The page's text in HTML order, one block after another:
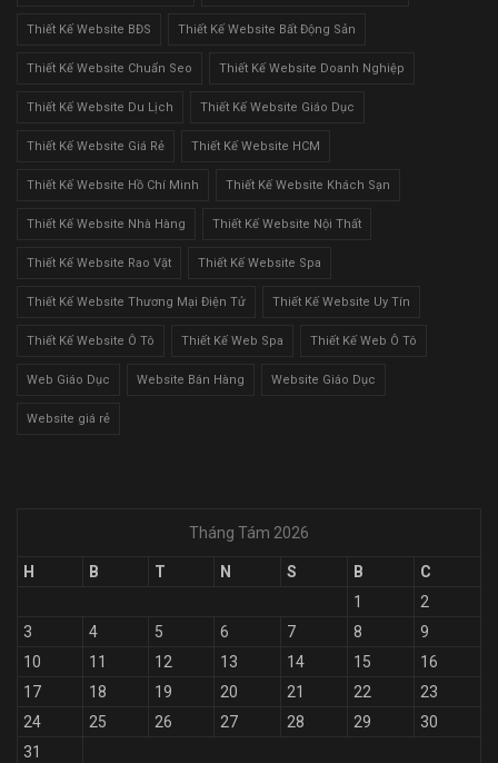
Thiết Kế Website BĐS Thiết Kế Website Bất Động Sản
Thiết Kế Website Chuẩn Seo Thiết Kế Website Doanh Nghiệp
Thiết Kế Website Du Lịch Thiết Kế Website Giáo Dục
Thiết Kế Website Giá Rẻ Thiết Kế Website HCM
Thiết Kế Website Hồ Chí Minh Thiết Kế Website Khách Sạn
Thiết Kế Website Nhà Hàng Thiết Kế Website Nội Thất
Thiết Kế Website Rao Vặt Thiết Kế Website Spa
Thiết Kế Website Thương Mại Điện Tử Thiết Kế Website Uy Tín
Thiết Kế Website Ô Tô Thiết Kế Web Spa Thiết Kế Web Ô Tô
Web Giáo Dục Website Bán Hàng Website Giáo Dục
Website giá rẻ
Tháng Tám 2026
H B T N S B
C
1
2
3
4 5 6 7 8
9
10
11 12 13 14 15
16
17
18 19 20 21 22
23
24
25 26 27 28 29
30
31